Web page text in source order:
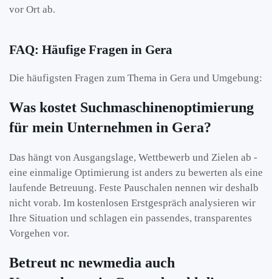
vor Ort ab.
FAQ: Häufige Fragen in Gera
Die häufigsten Fragen zum Thema in Gera und Umgebung:
Was kostet Suchmaschinenoptimierung
für mein Unternehmen in Gera?
Das hängt von Ausgangslage, Wettbewerb und Zielen ab -
eine einmalige Optimierung ist anders zu bewerten als eine
laufende Betreuung. Feste Pauschalen nennen wir deshalb
nicht vorab. Im kostenlosen Erstgespräch analysieren wir
Ihre Situation und schlagen ein passendes, transparentes
Vorgehen vor.
Betreut nc newmedia auch